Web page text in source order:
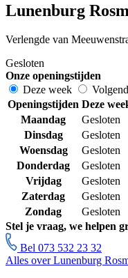
Lunenburg
Verlengde van
Gesloten
Onze openingstijden
Deze week
Openingstijden Deze
Maandag
Gesloten
Dinsdag
Gesloten
Woensdag
Gesloten
Donderdag
Gesloten
Vrijdag
Gesloten
Zaterdag
Gesloten
Zondag
Gesloten
Stel je vraag, we helpen
Bel 073 532 23 32
Alles over Lunenburg